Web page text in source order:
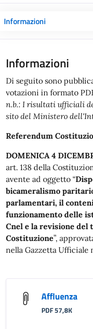
Informazioni
Informazioni
Di seguito sono
votazioni in formato
n.b.: I risultati ufficiali
sito del Ministero
Referendum
DOMENICA 4
art. 138 della
avente ad oggetto “
bicameralismo
parlamentari, il
funzionamento delle
Cnel e la revisione
Costituzione”,
nella Gazzetta Ufficiale
Affluenza
PDF 57,8K